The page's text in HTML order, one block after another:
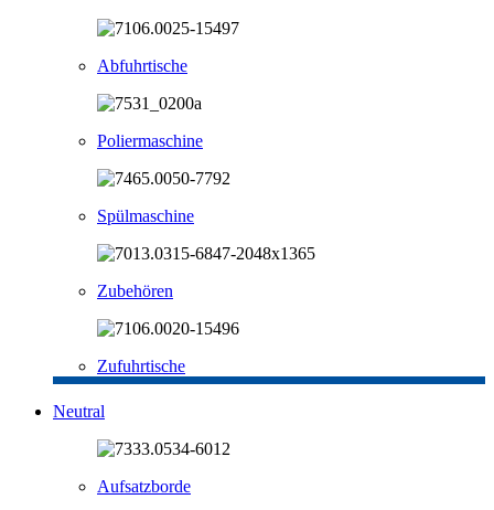
Abfuhrtische
Poliermaschine
Spülmaschine
Zubehören
Zufuhrtische
Neutral
Aufsatzborde